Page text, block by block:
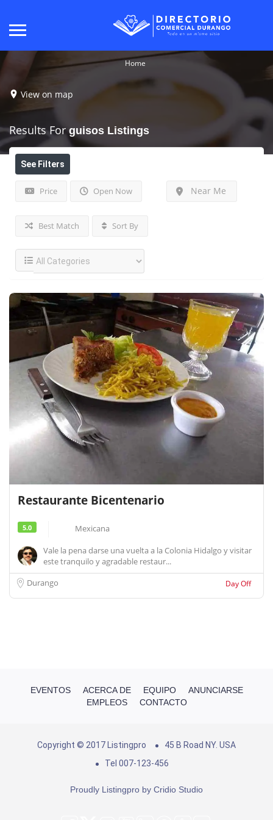
Home
View on map
Results Forguisos Listings
See Filters
Price Open Now Near Me
Best Match Sort By
Restaurante Bicentenario
5.0
Mexicana
Vale la pena darse una vuelta a la Colonia Hidalgo y visitar
este tranquilo y agradable restaur...
Durango
Day Off
EVENTOS ACERCA DE EQUIPO
ANUNCIARSE
EMPLEOS
CONTACTO
Copyright © 2017 Listingpro
45 B Road NY. USA
Tel 007-123-456
Proudly Listingpro by Cridio Studio